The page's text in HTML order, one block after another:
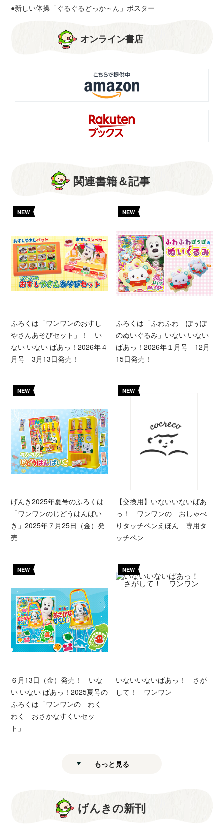
●新しい体操「ぐるぐるどっか～ん」ポスター
オンライン書店
関連書籍＆記事
NEW
ふろくは「ワンワンのおすし
やさんあそびセット」！ い
ない いない ばあっ！2026年４
月号 3月13日発売！
NEW
ふろくは「ふわふわ ぽぅぽ
のぬいぐるみ」いない いない
ばあっ！2026年１月号 12月
15日発売！
NEW
げんき2025年夏号のふろくは
「ワンワンのじどうはんばい
き」2025年７月25日（金）発
売
NEW
【交換用】いないいないばあ
っ！ ワンワンの おしゃべ
りタッチペンえほん 専用タ
ッチペン
NEW
６月13日（金）発売！ いな
い いない ばあっ！2025夏号の
ふろくは「ワンワンの わく
わく おさかなすくいセッ
ト」
NEW
いないいないばあっ！ さが
して！ ワンワン
もっと見る
げんきの新刊